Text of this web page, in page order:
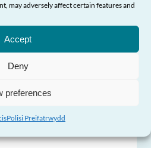
may adversely affect certain features and
Accept
Deny
preferences
Polisi Preifatrwydd
Angen Help?